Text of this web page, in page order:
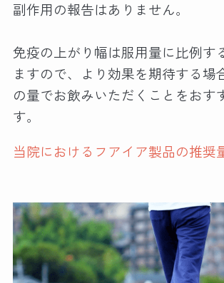
副作用の報告はありません。
免疫の上がり幅は服用量に比例す
ますので、より効果を期待する場
の量でお飲みいただくことをおす
す。
当院におけるフアイア製品の推奨